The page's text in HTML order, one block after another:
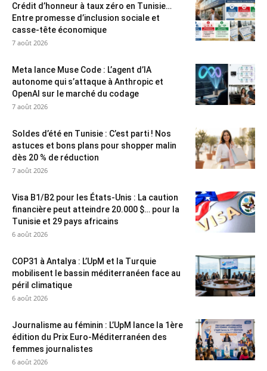
Crédit d’honneur à taux zéro en Tunisie…
Entre promesse d’inclusion sociale et
casse-tête économique
7 août 2026
Meta lance Muse Code : L’agent d’IA
autonome qui s’attaque à Anthropic et
OpenAI sur le marché du codage
7 août 2026
Soldes d’été en Tunisie : C’est parti ! Nos
astuces et bons plans pour shopper malin
dès 20 % de réduction
7 août 2026
Visa B1/B2 pour les États-Unis : La caution
financière peut atteindre 20.000 $… pour la
Tunisie et 29 pays africains
6 août 2026
COP31 à Antalya : L’UpM et la Turquie
mobilisent le bassin méditerranéen face au
péril climatique
6 août 2026
Journalisme au féminin : L’UpM lance la 1ère
édition du Prix Euro-Méditerranéen des
femmes journalistes
6 août 2026